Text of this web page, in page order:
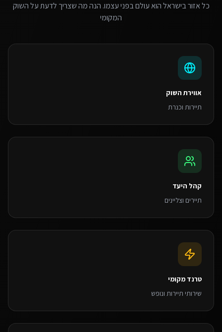
כל אזור בישראל הוא עולם בפני עצמו. הנה מה שצריך לדעת על השוק
המקומי
אווירת השוק
תיירות וכנרת
קהל היעד
תיירים וצליינים
טרנד מקומי
שירותי תיירות ונופש